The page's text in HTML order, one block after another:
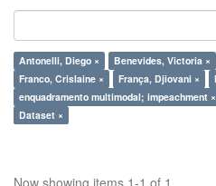
Antonelli, Diego × Benevides, Victoria ×
Franco, Crislaine ×
França, Djiovani ×
enquadramento multimodal; impeachment ×
Dataset ×
Now showing items 1-1 of 1